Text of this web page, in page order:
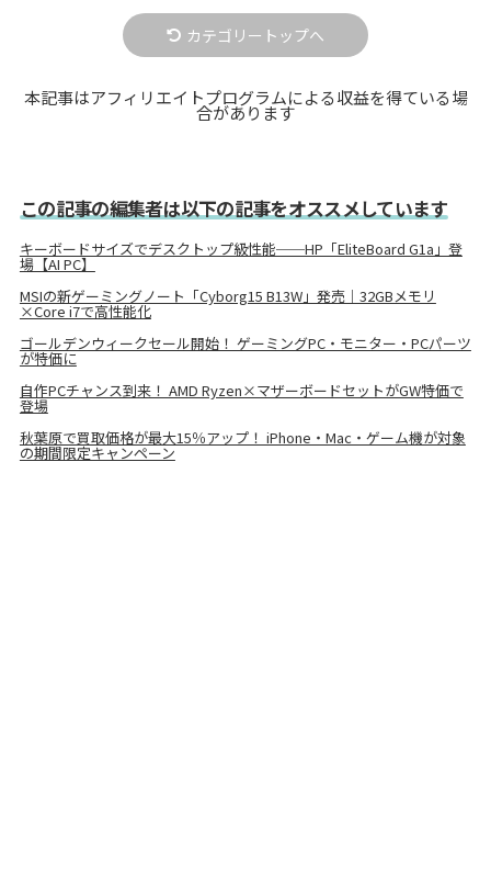
カテゴリートップへ
本記事はアフィリエイトプログラムによる収益を得ている場
合があります
この記事の編集者は以下の記事をオススメしています
キーボードサイズでデスクトップ級性能──HP「EliteBoard G1a」登
場【AI PC】
MSIの新ゲーミングノート「Cyborg15 B13W」発売｜32GBメモリ
×Core i7で高性能化
ゴールデンウィークセール開始！ ゲーミングPC・モニター・PCパーツ
が特価に
自作PCチャンス到来！ AMD Ryzen×マザーボードセットがGW特価で
登場
秋葉原で買取価格が最大15％アップ！ iPhone・Mac・ゲーム機が対象
の期間限定キャンペーン